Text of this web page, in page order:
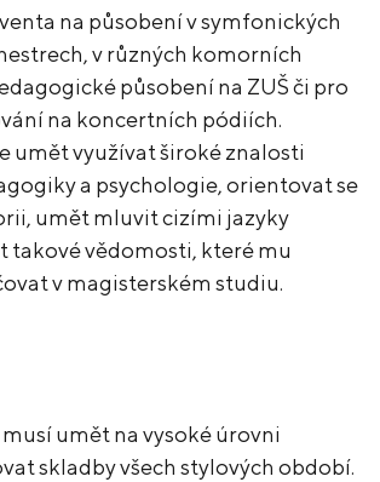
na působení v symfonických
v různých komorních
působení na ZUŠ či pro
na koncertních pódiích.
umět využívat široké znalosti
a psychologie, orientovat se
umět mluvit cizími jazyky
takové vědomosti, které mu
v magisterském studiu.
umět na vysoké úrovni
skladby všech stylových období.